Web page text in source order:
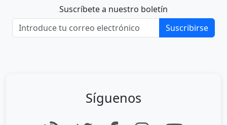
Suscríbete a nuestro boletín
Suscribirse
Síguenos